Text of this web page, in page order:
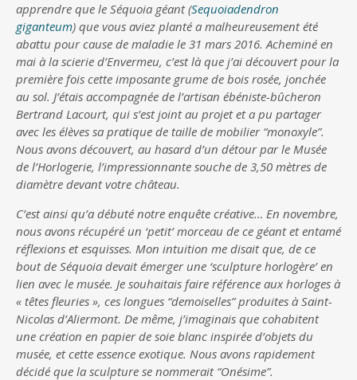
apprendre que le Séquoia géant (Sequoiadendron
giganteum) que vous aviez planté a malheureusement été
abattu pour cause de maladie le 31 mars 2016. Acheminé en
mai à la scierie d’Envermeu, c’est là que j’ai découvert pour la
première fois cette imposante grume de bois rosée, jonchée
au sol. J’étais accompagnée de l’artisan ébéniste-bûcheron
Bertrand Lacourt, qui s’est joint au projet et a pu partager
avec les élèves sa pratique de taille de mobilier “monoxyle”.
Nous avons découvert, au hasard d’un détour par le Musée
de l’Horlogerie, l’impressionnante souche de 3,50 mètres de
diamètre devant votre château.
C’est ainsi qu’a débuté notre enquête créative… En novembre,
nous avons récupéré un ‘petit’ morceau de ce géant et entamé
réflexions et esquisses. Mon intuition me disait que, de ce
bout de Séquoia devait émerger une ‘sculpture horlogère’ en
lien avec le musée. Je souhaitais faire référence aux horloges à
« têtes fleuries », ces longues “demoiselles” produites à Saint-
Nicolas d’Aliermont. De même, j’imaginais que cohabitent
une création en papier de soie blanc inspirée d’objets du
musée, et cette essence exotique. Nous avons rapidement
décidé que la sculpture se nommerait “Onésime”.